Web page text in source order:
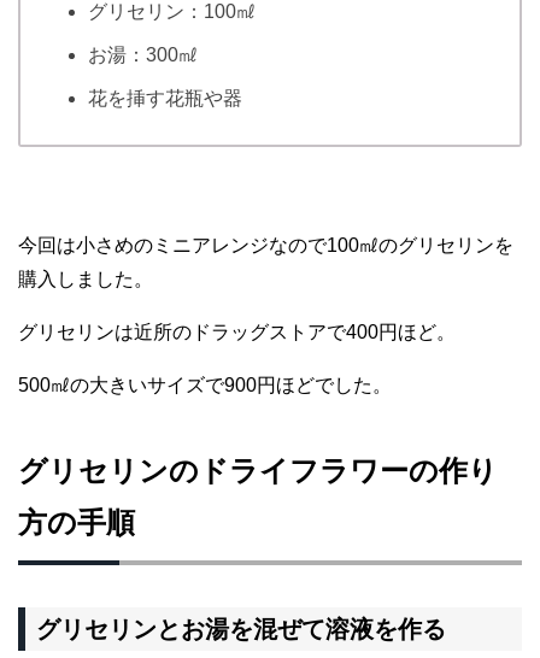
グリセリン：100㎖
お湯：300㎖
花を挿す花瓶や器
今回は小さめのミニアレンジなので100㎖のグリセリンを
購入しました。
グリセリンは近所のドラッグストアで400円ほど。
500㎖の大きいサイズで900円ほどでした。
グリセリンのドライフラワーの作り
方の手順
グリセリンとお湯を混ぜて溶液を作る